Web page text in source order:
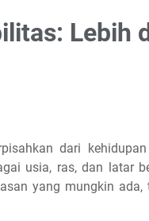
Lebih
dari
usia, ras, dan latar
yang mungkin